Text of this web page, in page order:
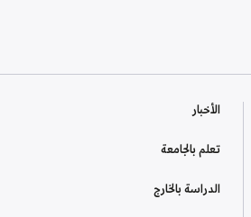
الأخبار
تعلم بالجامعة
الدراسة بالخارج